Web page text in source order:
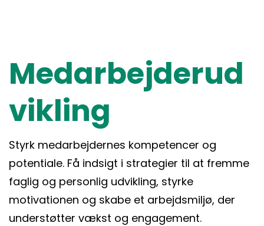
Medarbejderud
vikling
Styrk medarbejdernes kompetencer og
potentiale. Få indsigt i strategier til at fremme
faglig og personlig udvikling, styrke
motivationen og skabe et arbejdsmiljø, der
understøtter vækst og engagement.